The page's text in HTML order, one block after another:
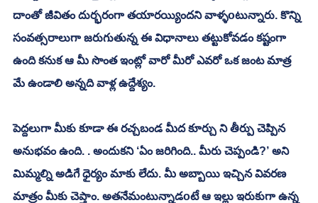
దాంతో జీవితం దుర్భరంగా తయారయ్యిందని వాళ్ళoటున్నారు. కొన్ని
సంవత్సరాలుగా జరుగుతున్న ఈ విధానాలు తట్టుకోవడం కష్టంగా
ఉంది కనుక ఆ మీ సొంత ఇంట్లో వారో మీరో ఎవరో ఒక జంట మాత్ర
మే ఉండాలి అన్నది వాళ్ల ఉద్దేశ్యం.
పెద్దలుగా మీకు కూడా ఈ రచ్చబండ మీద కూర్చు ని తీర్పు చెప్పిన
అనుభవం ఉంది. . అందుకని ‘ఏం జరిగింది.. మీరు చెప్పండి?’ అని
మిమ్మల్ని అడిగే ధైర్యం మాకు లేదు. మీ అబ్బాయి ఇచ్చిన వివరణ
మాత్రం మీకు చెప్తాం. అతనేమంటున్నాడoటే ఆ ఇల్లు ఇరుకుగా ఉన్న